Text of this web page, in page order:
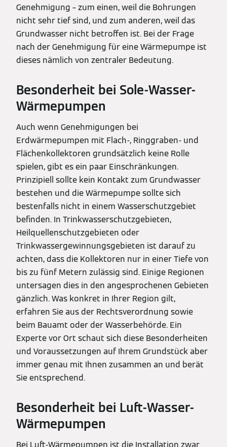
Genehmigung – zum einen, weil die Bohrungen
nicht sehr tief sind, und zum anderen, weil das
Grundwasser nicht betroffen ist. Bei der Frage
nach der Genehmigung für eine Wärmepumpe ist
dieses nämlich von zentraler Bedeutung.
Besonderheit bei Sole-Wasser-
Wärmepumpen
Auch wenn Genehmigungen bei
Erdwärmepumpen mit Flach-, Ringgraben- und
Flächenkollektoren grundsätzlich keine Rolle
spielen, gibt es ein paar Einschränkungen.
Prinzipiell sollte kein Kontakt zum Grundwasser
bestehen und die Wärmepumpe sollte sich
bestenfalls nicht in einem Wasserschutzgebiet
befinden. In Trinkwasserschutzgebieten,
Heilquellenschutzgebieten oder
Trinkwassergewinnungsgebieten ist darauf zu
achten, dass die Kollektoren nur in einer Tiefe von
bis zu fünf Metern zulässig sind. Einige Regionen
untersagen dies in den angesprochenen Gebieten
gänzlich. Was konkret in Ihrer Region gilt,
erfahren Sie aus der Rechtsverordnung sowie
beim Bauamt oder der Wasserbehörde. Ein
Experte vor Ort schaut sich diese Besonderheiten
und Voraussetzungen auf Ihrem Grundstück aber
immer genau mit Ihnen zusammen an und berät
Sie entsprechend.
Besonderheit bei Luft-Wasser-
Wärmepumpen
Bei Luft-Wärmepumpen ist die Installation zwar